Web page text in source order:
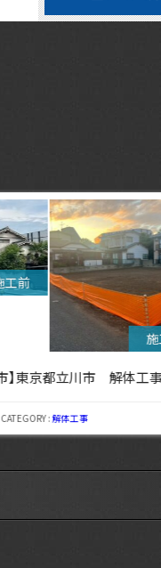
【東京都杉並区】東京都杉並区 解体工事【東京・
: 2026年07月29日 , CATEGORY :